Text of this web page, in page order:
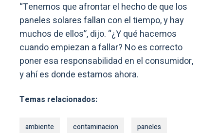
“Tenemos que afrontar el hecho de que los
paneles solares fallan con el tiempo, y hay
muchos de ellos”, dijo. “¿Y qué hacemos
cuando empiezan a fallar? No es correcto
poner esa responsabilidad en el consumidor,
y ahí es donde estamos ahora.
Temas relacionados:
ambiente contaminacion paneles